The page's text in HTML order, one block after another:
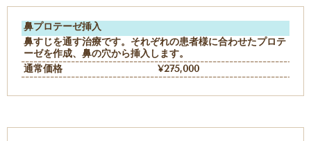
鼻プロテーゼ挿入
鼻すじを通す治療です。それぞれの患者様に合わせたプロテ
ーゼを作成、鼻の穴から挿入します。
通常価格
¥275,000